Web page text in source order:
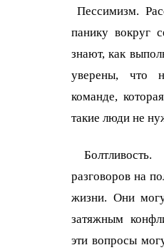
Пессимизм.
панику вокруг
знают, как
уверены, что
команде,
такие люди не
разговоров на
жизни. Они
затяжным
эти вопросы